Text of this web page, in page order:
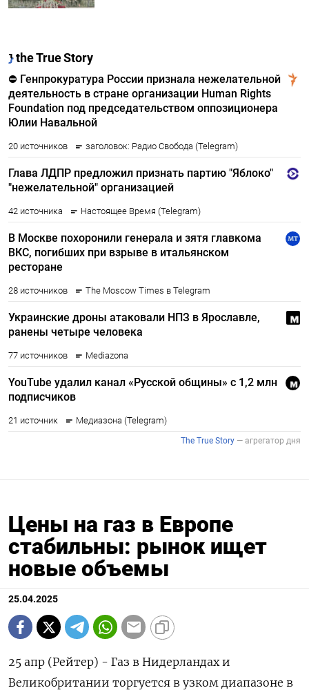
Цены на газ в Европе
стабильны: рынок ищет
новые объемы
25.04.2025
25 апр (Рейтер) - Газ в Нидерландах и
Великобритании торгуется в узком диапазоне в